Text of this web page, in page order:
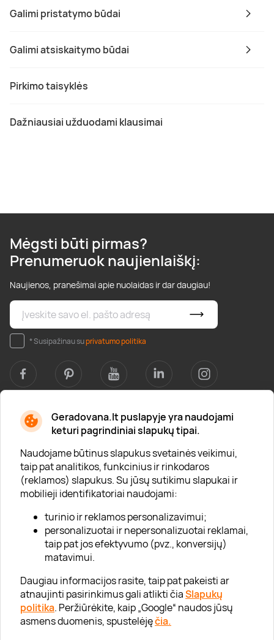
Geradovana.lt puslapyje yra naudojami
keturi pagrindiniai slapukų tipai.
Naudojame būtinus slapukus svetainės veikimui,
taip pat analitikos, funkcinius ir rinkodaros
(reklamos) slapukus. Su jūsų sutikimu slapukai ir
mobilieji identifikatoriai naudojami:
turinio ir reklamos personalizavimui;
personalizuotai ir nepersonalizuotai reklamai,
taip pat jos efektyvumo (pvz., konversijų)
matavimui.
Daugiau informacijos rasite, taip pat pakeisti ar
atnaujinti pasirinkimus gali atlikti čiaSlapukų
politika. Peržiūrėkite, kaip „Google“ naudos jūsų
asmens duomenis, spustelėjęčia.
Galimi pristatymo būdai
Galimi atsiskaitymo būdai
Pirkimo taisyklės
Dažniausiai užduodami klausimai
Mėgsti būti pirmas?
Prenumeruok naujienlaiškį:
Naujienos, pranešimai apie nuolaidas ir dar daugiau!
* Susipažinau suprivatumo politika
Apie mus
Apie „Gera Dovana“
Lojalumo klubas
Karjera
Visi partneriai
Kontaktai
Tinklaraštis
Informacija